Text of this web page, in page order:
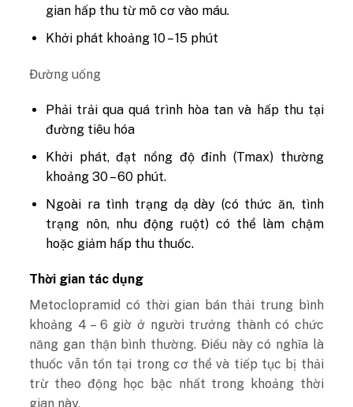
gian hấp thu từ mô cơ vào máu.
Khởi phát khoảng 10 – 15 phút
Đường uống
Phải trải qua quá trình hòa tan và hấp thu tại
đường tiêu hóa
Khởi phát, đạt nồng độ đỉnh (Tmax) thường
khoảng 30 – 60 phút.
Ngoài ra tình trạng dạ dày (có thức ăn, tình
trạng nôn, nhu động ruột) có thể làm chậm
hoặc giảm hấp thu thuốc.
Thời gian tác dụng
Metoclopramid có thời gian bán thải trung bình
khoảng 4 – 6 giờ ở người trưởng thành có chức
năng gan thận bình thường. Điều này có nghĩa là
thuốc vẫn tồn tại trong cơ thể và tiếp tục bị thải
trừ theo động học bậc nhất trong khoảng thời
gian này.